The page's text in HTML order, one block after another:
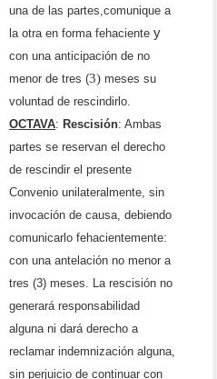
una de las partes,comunique a
la otra en forma fehaciente y
con una anticipación de no
menor de tres (3) meses su
voluntad de rescindirlo.
OCTAVA: Rescisión: Ambas
partes se reservan el derecho
de rescindir el presente
Convenio unilateralmente, sin
invocación de causa, debiendo
comunicarlo fehacientemente:
con una antelación no menor a
tres (3) meses. La rescisión no
generará responsabi lidad
alguna ni dará derecho a
reclamar indemnización alguna,
sin perjuicio de continuar con